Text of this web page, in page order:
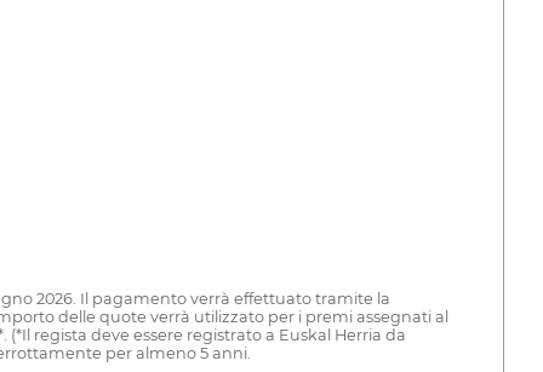
2026. Il pagamento verrà effettuato tramite la
delle quote verrà utilizzato per i premi assegnati al
regista deve essere registrato a Euskal Herria da
per almeno 5 anni.